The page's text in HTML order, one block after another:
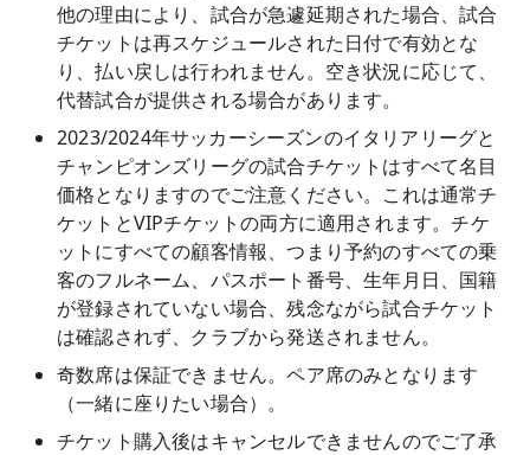
他の理由により、試合が急遽延期された場合、試合
チケットは再スケジュールされた日付で有効とな
り、払い戻しは行われません。空き状況に応じて、
代替試合が提供される場合があります。
2023/2024年サッカーシーズンのイタリアリーグと
チャンピオンズリーグの試合チケットはすべて名目
価格となりますのでご注意ください。これは通常チ
ケットとVIPチケットの両方に適用されます。チケ
ットにすべての顧客情報、つまり予約のすべての乗
客のフルネーム、パスポート番号、生年月日、国籍
が登録されていない場合、残念ながら試合チケット
は確認されず、クラブから発送されません。
奇数席は保証できません。ペア席のみとなります
（一緒に座りたい場合）。
チケット購入後はキャンセルできませんのでご了承